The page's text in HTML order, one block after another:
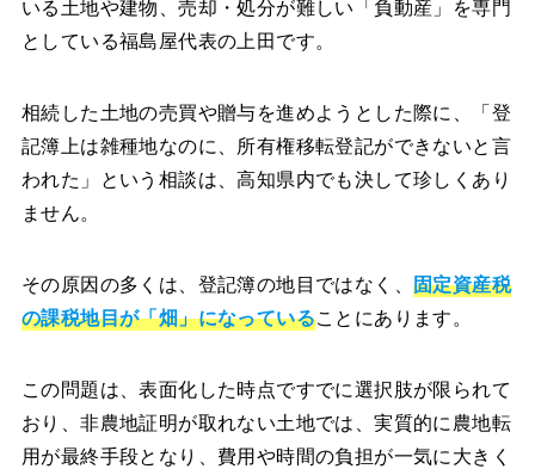
いる土地や建物、売却・処分が難しい「負動産」を専門
としている福島屋代表の上田です。
相続した土地の売買や贈与を進めようとした際に、「登
記簿上は雑種地なのに、所有権移転登記ができないと言
われた」という相談は、高知県内でも決して珍しくあり
ません。
その原因の多くは、登記簿の地目ではなく、 固定資産税
の課税地目が「畑」になっていることにあります。
この問題は、表面化した時点ですでに選択肢が限られて
おり、非農地証明が取れない土地では、実質的に農地転
用が最終手段となり、費用や時間の負担が一気に大きく